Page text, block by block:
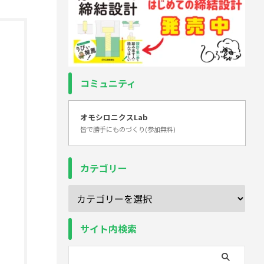
コミュニティ
オモシロニクスLab
皆で勝手にものづくり(参加無料)
カテゴリー
サイト内検索